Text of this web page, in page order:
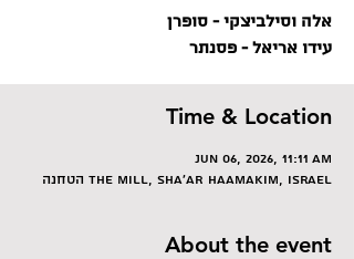
אלה וסילביצקי - סופרן
עידו אריאל - פסנתר
Time & Location
Jun 06, 2026, 11:11 AM
הטחנה The Mill, Sha'ar HaAmakim, Israel
About the event